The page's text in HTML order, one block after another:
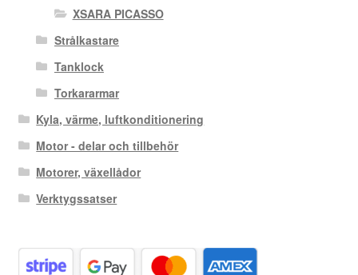
XSARA PICASSO
Strålkastare
Tanklock
Torkararmar
Kyla, värme, luftkonditionering
Motor - delar och tillbehör
Motorer, växellådor
Verktygssatser